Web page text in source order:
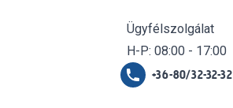
Ügyfélszolgálat
H-P: 08:00 - 17:00
+36-80/32-32-32